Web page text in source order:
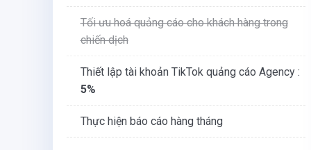
Tối ưu hoá quảng cáo cho khách hàng trong
chiến dịch
Thiết lập tài khoản TikTok quảng cáo Agency :
5%
Thực hiện báo cáo hàng tháng